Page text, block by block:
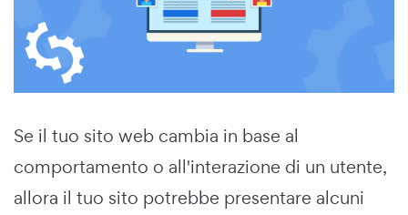
Se il tuo sito web cambia in base al
comportamento o all'interazione di un utente,
allora il tuo sito potrebbe presentare alcuni